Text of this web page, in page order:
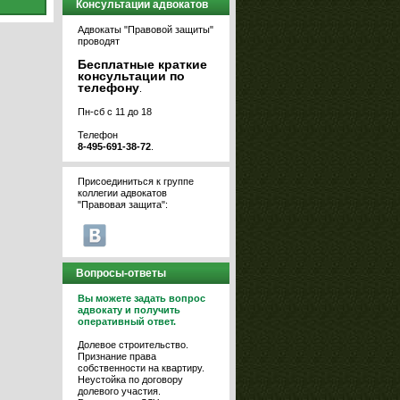
Консультации адвокатов
Адвокаты "Правовой защиты"
проводят
Бесплатные краткие
консультации по
телефону
Пн-сб с 11 до 18
Телефон
8-495-691-38-72
Присоединиться к группе
коллегии адвокатов
"Правовая защита":
Вопросы-ответы
Вы можете задать вопрос
адвокату и получить
оперативный ответ.
Долевое строительство.
Признание права
собственности на квартиру.
Неустойка по договору
долевого участия.